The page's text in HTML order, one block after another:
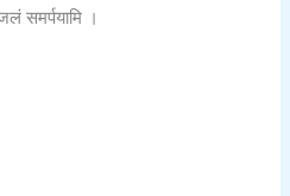
समर्पयामि ।